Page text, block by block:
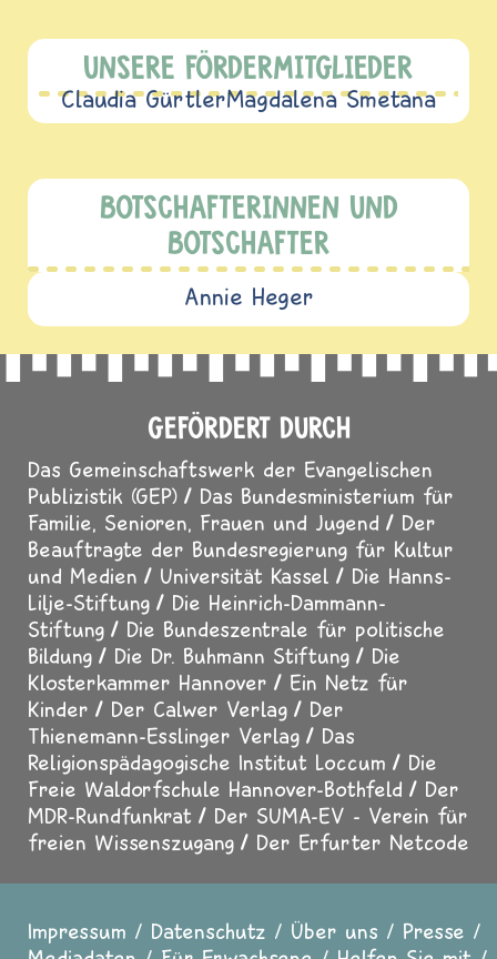
UNSERE FÖRDERMITGLIEDER
Claudia GürtlerMagdalena Smetana
BOTSCHAFTERINNEN UND
BOTSCHAFTER
Annie Heger
GEFÖRDERT DURCH
Das Gemeinschaftswerk der Evangelischen
Publizistik (GEP)
Das Bundesministerium für
Familie, Senioren, Frauen und Jugend
Der
Beauftragte der Bundesregierung für Kultur
und Medien
Universität Kassel
Die Hanns-
Lilje-Stiftung
Die Heinrich-Dammann-
Stiftung
Die Bundeszentrale für politische
Bildung
Die Dr. Buhmann Stiftung
Die
Klosterkammer Hannover
Ein Netz für
Kinder
Der Calwer Verlag
Der
Thienemann-Esslinger Verlag
Das
Religionspädagogische Institut Loccum
Die
Freie Waldorfschule Hannover-Bothfeld
Der
MDR-Rundfunkrat
Der SUMA-EV - Verein für
freien Wissenszugang
Der Erfurter Netcode
Impressum Datenschutz Über uns
Presse